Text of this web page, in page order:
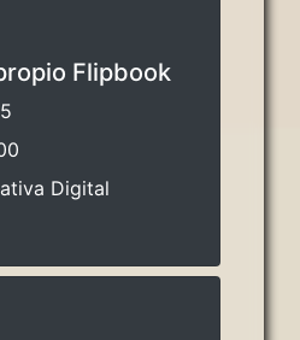
Flipbook
Digital